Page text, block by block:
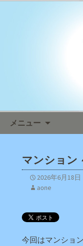
エイワン
メニュー
マンション
2026年6月18日
aone
今回はマンショ